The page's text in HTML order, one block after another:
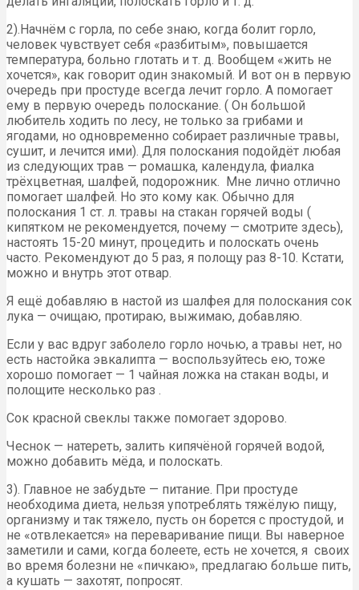
2).Начнём с горла, по себе знаю, когда болит горло,
человек чувствует себя «разбитым», повышается
температура, больно глотать и т. д. Вообщем «жить не
хочется», как говорит один знакомый. И вот он в первую
очередь при простуде всегда лечит горло. А помогает
ему в первую очередь полоскание. ( Он большой
любитель ходить по лесу, не только за грибами и
ягодами, но одновременно собирает различные травы,
сушит, и лечится ими). Для полоскания подойдёт любая
из следующих трав — ромашка, календула, фиалка
трёхцветная, шалфей, подорожник. Мне лично отлично
помогает шалфей. Но это кому как. Обычно для
полоскания 1 ст. л. травы на стакан горячей воды (
кипятком не рекомендуется, почему — смотрите здесь),
настоять 15-20 минут, процедить и полоскать очень
часто. Рекомендуют до 5 раз, я полощу раз 8-10. Кстати,
можно и внутрь этот отвар.
Я ещё добавляю в настой из шалфея для полоскания сок
лука — очищаю, протираю, выжимаю, добавляю.
Если у вас вдруг заболело горло ночью, а травы нет, но
есть настойка эвкалипта — воспользуйтесь ею, тоже
хорошо помогает — 1 чайная ложка на стакан воды, и
полощите несколько раз .
Сок красной свеклы также помогает здорово.
Чеснок — натереть, залить кипячёной горячей водой,
можно добавить мёда, и полоскать.
3). Главное не забудьте — питание. При простуде
необходима диета, нельзя употреблять тяжёлую пищу,
организму и так тяжело, пусть он борется с простудой, и
не «отвлекается» на переваривание пищи. Вы наверное
заметили и сами, когда болеете, есть не хочется, я своих
во время болезни не «пичкаю», предлагаю больше пить,
а кушать — захотят, попросят.